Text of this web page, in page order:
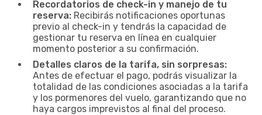
Recordatorios de check-in y manejo de tu
reserva: Recibirás notificaciones oportunas
previo al check-in y tendrás la capacidad de
gestionar tu reserva en línea en cualquier
momento posterior a su confirmación.
Detalles claros de la tarifa, sin sorpresas:
Antes de efectuar el pago, podrás visualizar la
totalidad de las condiciones asociadas a la tarifa
y los pormenores del vuelo, garantizando que no
haya cargos imprevistos al final del proceso.